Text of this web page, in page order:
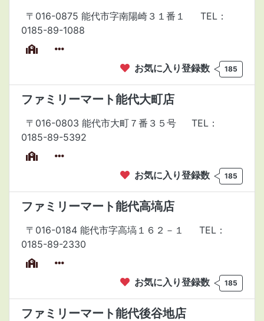
〒016-0875 能代市字南陽崎３１番１
TEL：
0185-89-1088
お気に入り登録数 185
ファミリーマート能代大町店
〒016-0803 能代市大町７番３５号
TEL：
0185-89-5392
お気に入り登録数 185
ファミリーマート能代高塙店
〒016-0184 能代市字高塙１６２－１
TEL：
0185-89-2330
お気に入り登録数 185
ファミリーマート能代後谷地店